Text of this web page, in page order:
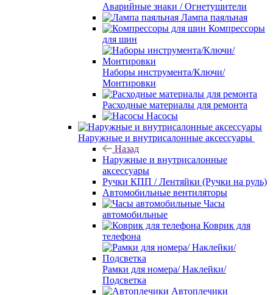
Аварийные знаки / Огнетушители
Лампа паяльная
Компрессоры
для шин
Наборы инструмента/Ключи/
Монтировки
Расходные материалы для ремонта
Насосы
Наружные и внутрисалонные аксессуары
Назад
Наружные и внутрисалонные
аксессуары
Ручки КПП / Лентяйки (Ручки на руль)
Автомобильные вентиляторы
Часы
автомобильные
Коврик для
телефона
Рамки для номера/ Наклейки/
Подсветка
Автоплечики